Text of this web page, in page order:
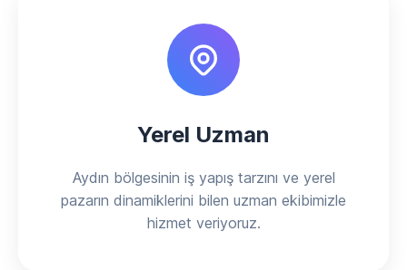
Yerel Uzman
Aydın bölgesinin iş yapış tarzını ve yerel
pazarın dinamiklerini bilen uzman ekibimizle
hizmet veriyoruz.